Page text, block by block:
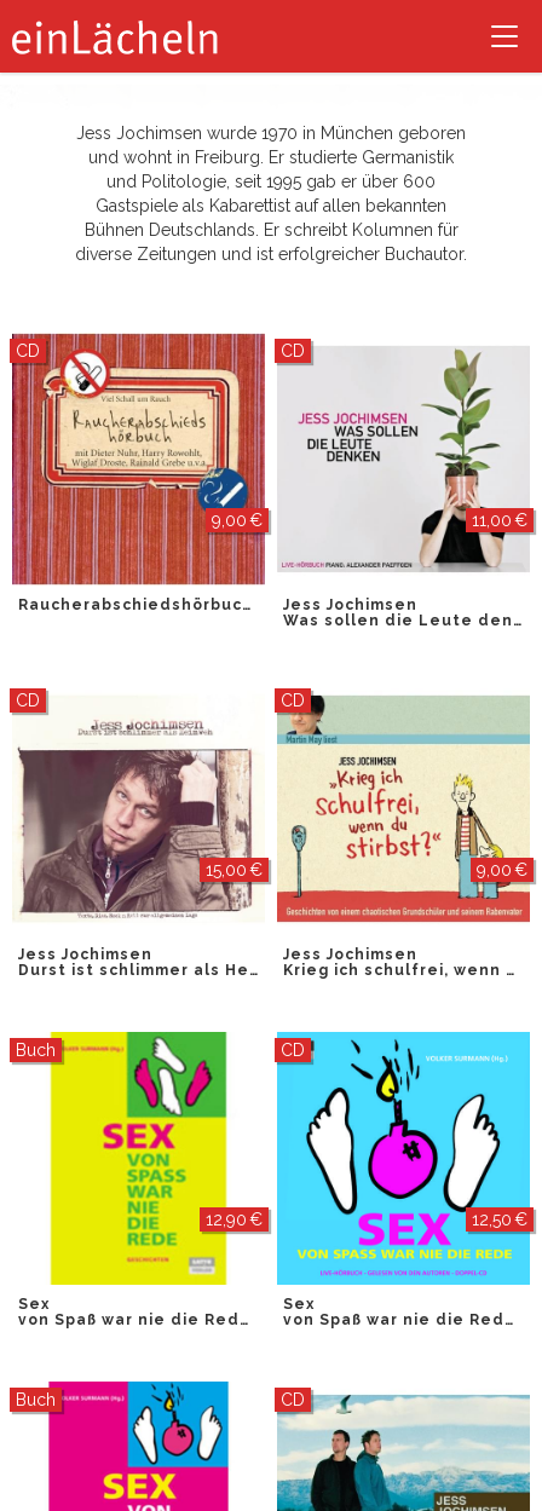
Jess Jochimsen wurde 1970 in München geboren
und wohnt in Freiburg. Er studierte Germanistik
und Politologie, seit 1995 gab er über 600
Gastspiele als Kabarettist auf allen bekannten
Bühnen Deutschlands. Er schreibt Kolumnen für
diverse Zeitungen und ist erfolgreicher Buchautor.
CD
9,00 €
Raucherabschiedshörbuch
CD
11,00 €
Jess Jochimsen
Was sollen die Leute denken
CD
15,00 €
Jess Jochimsen
Durst ist schlimmer als Heimweh
CD
9,00 €
Jess Jochimsen
Krieg ich schulfrei, wenn du stirbst?
Buch
12,90 €
Sex
von Spaß war nie die Rede
CD
12,50 €
Sex
von Spaß war nie die Rede
Buch CD